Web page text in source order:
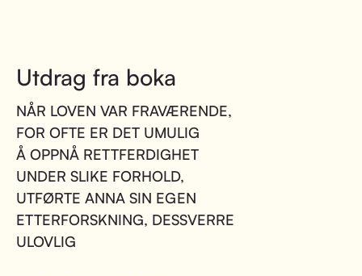
Utdrag fra boka
NÅR LOVEN VAR FRAVÆRENDE,
FOR OFTE ER DET UMULIG
Å OPPNÅ RETTFERDIGHET
UNDER SLIKE FORHOLD,
UTFØRTE ANNA SIN EGEN
ETTERFORSKNING, DESSVERRE
ULOVLIG